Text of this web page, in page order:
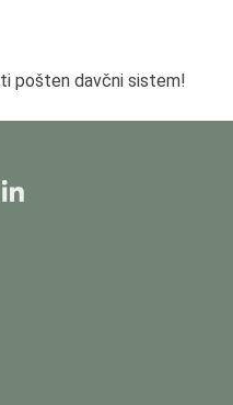
pošten davčni sistem!